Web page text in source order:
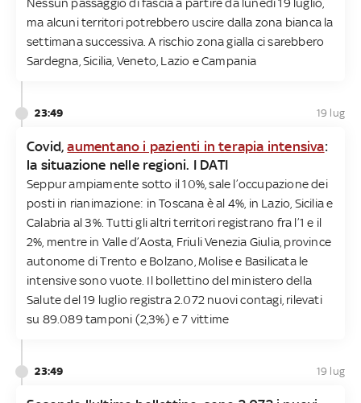
ma alcuni territori potrebbero uscire dalla zona bianca la
settimana successiva. A rischio zona gialla ci sarebbero
Sardegna, Sicilia, Veneto, Lazio e Campania
23:49 19 lug
Covid,aumentano i pazienti in terapia intensiva:
la situazione nelle regioni. I DATI
Seppur ampiamente sotto il 10%, sale l’occupazione dei
posti in rianimazione: in Toscana è al 4%, in Lazio, Sicilia e
Calabria al 3%. Tutti gli altri territori registrano fra l’1 e il
2%, mentre in Valle d’Aosta, Friuli Venezia Giulia, province
autonome di Trento e Bolzano, Molise e Basilicata le
intensive sono vuote. Il bollettino del ministero della
Salute del 19 luglio registra 2.072 nuovi contagi, rilevati
su 89.089 tamponi (2,3%) e 7 vittime
23:49 19 lug